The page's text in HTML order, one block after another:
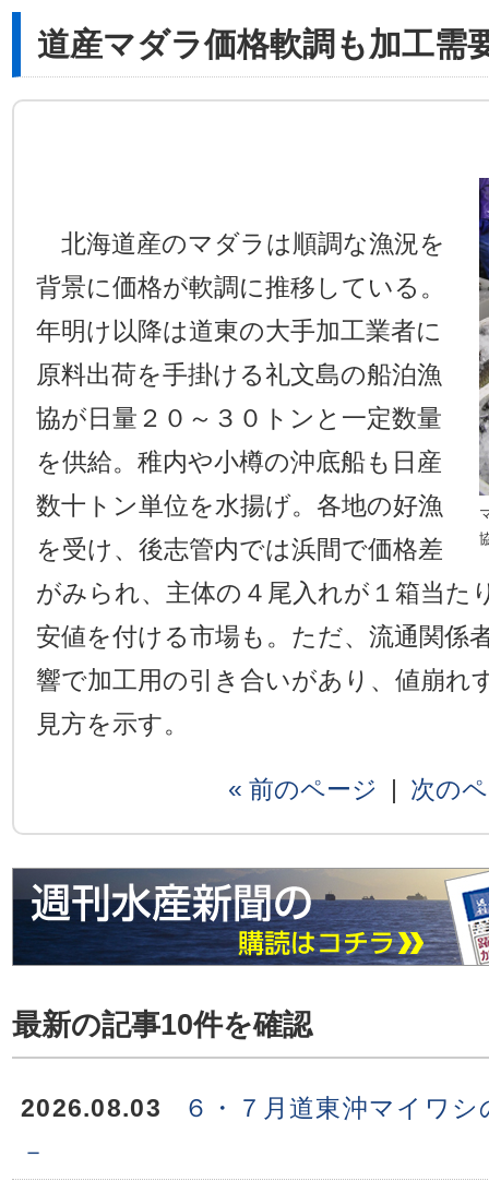
道産マダラ価格軟調も加工需
北海道産のマダラは順調な漁況を
背景に価格が軟調に推移している。
年明け以降は道東の大手加工業者に
原料出荷を手掛ける礼文島の船泊漁
協が日量２０～３０トンと一定数量
を供給。稚内や小樽の沖底船も日産
数十トン単位を水揚げ。各地の好漁
を受け、後志管内では浜間で価格差
がみられ、主体の４尾入れが１箱当た
安値を付ける市場も。ただ、流通関係
響で加工用の引き合いがあり、値崩れ
見方を示す。
« 前のページ | 次の
最新の記事10件を確認
2026.08.03
６・７月道東沖マイワ
－